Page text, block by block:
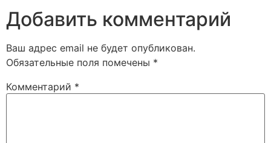
Добавить комментарий
Ваш адрес email не будет опубликован.
Обязательные поля помечены *
Комментарий *